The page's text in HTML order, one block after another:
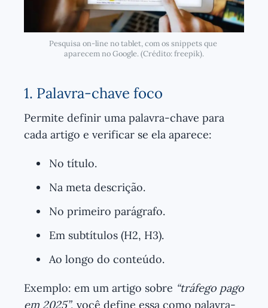
Pesquisa on-line no tablet, com os snippets que
aparecem no Google. (Crédito: freepik).
1. Palavra-chave foco
Permite definir uma palavra-chave para
cada artigo e verificar se ela aparece:
No título.
Na meta descrição.
No primeiro parágrafo.
Em subtítulos (H2, H3).
Ao longo do conteúdo.
Exemplo: em um artigo sobre “tráfego pago
em 2025”, você define essa como palavra-